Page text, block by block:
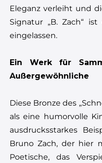
Eleganz verleiht und
Signatur „B. Zach“
eingelassen.
Ein Werk für
Außergewöhnliche
Diese Bronze des
als eine humorvolle
ausdrucksstarkes
Bruno Zach, der hier
Poetische, das